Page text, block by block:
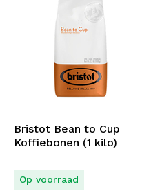
Bristot Bean to Cup
Koffiebonen (1 kilo)
Op voorraad